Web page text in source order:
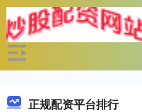
正规配资平台排行